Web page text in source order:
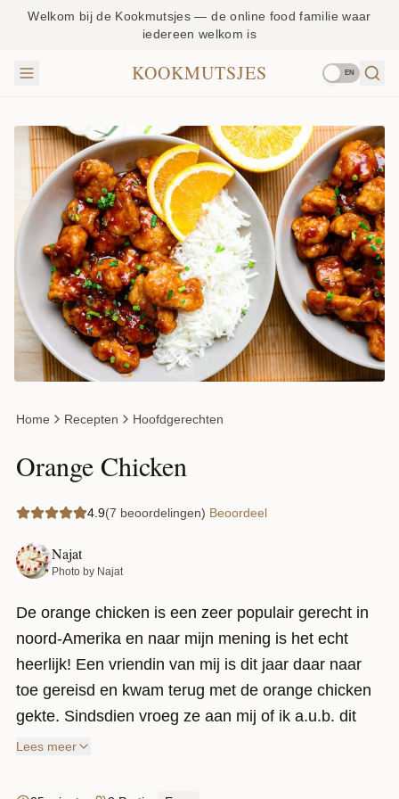
Welkom bij de Kookmutsjes — de online food familie waar
iedereen welkom is
KOOKMUTSJES EN
Home Recepten Hoofdgerechten
Orange Chicken
4.9(7 beoordelingen) Beoordeel
Najat
Photo by Najat
De orange chicken is een zeer populair gerecht in
noord-Amerika en naar mijn mening is het echt
heerlijk! Een vriendin van mij is dit jaar daar naar
toe gereisd en kwam terug met de orange chicken
gekte. Sindsdien vroeg ze aan mij of ik a.u.b. dit
recept wou delen. Geen probleem, ik houd van
voor?
Lees meer